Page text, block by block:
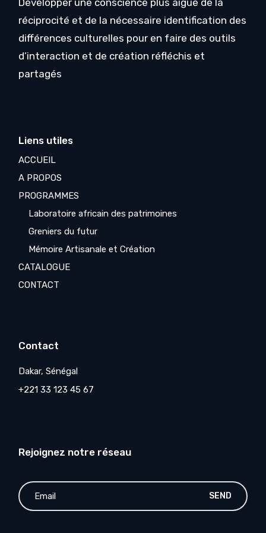
Développer une conscience plus aigüe de la
réciprocité et de la nécessaire identification des
différences culturelles pour en faire des outils
d’interaction et de création réfléchis et
partagés
Liens utiles
ACCUEIL
A PROPOS
PROGRAMMES
Laboratoire africain des patrimoines
Greniers du futur
Mémoire Artisanale et Création
CATALOGUE
CONTACT
Contact
Dakar, Sénégal
+221 33 123 45 67
Rejoignez notre réseau
SEND